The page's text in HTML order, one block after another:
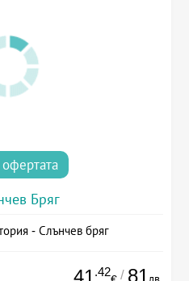
Бряг
- Слънчев бряг
41 .42 / 81